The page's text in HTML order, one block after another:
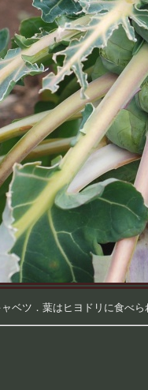
ベツ．葉はヒヨドリに食べ